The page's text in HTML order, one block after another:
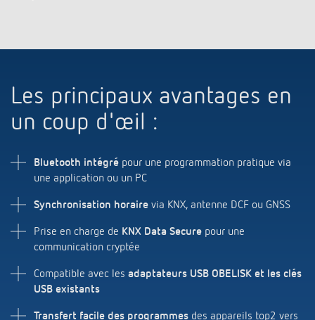
Les principaux avantages en
un coup d'œil :
Bluetooth intégré pour une programmation pratique via
une application ou un PC
Synchronisation horaire via KNX, antenne DCF ou GNSS
Prise en charge de KNX Data Secure pour une
communication cryptée
Compatible avec les adaptateurs USB OBELISK et les clés
USB existants
Transfert facile des programmes des appareils top2 vers